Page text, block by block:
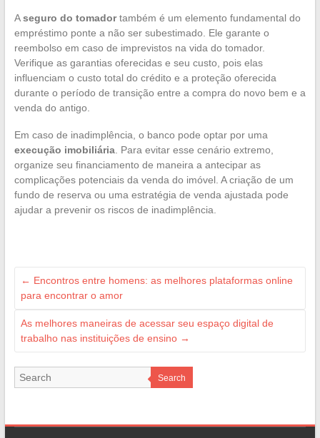
Aseguro do tomadortambém é um elemento fundamental do
empréstimo ponte a não ser subestimado. Ele garante o
reembolso em caso de imprevistos na vida do tomador.
Verifique as garantias oferecidas e seu custo, pois elas
influenciam o custo total do crédito e a proteção oferecida
durante o período de transição entre a compra do novo bem e a
venda do antigo.
Em caso de inadimplência, o banco pode optar por uma
execução imobiliária. Para evitar esse cenário extremo,
organize seu financiamento de maneira a antecipar as
complicações potenciais da venda do imóvel. A criação de um
fundo de reserva ou uma estratégia de venda ajustada pode
ajudar a prevenir os riscos de inadimplência.
← Encontros entre homens: as melhores plataformas online
para encontrar o amor
As melhores maneiras de acessar seu espaço digital de
trabalho nas instituições de ensino →
Search